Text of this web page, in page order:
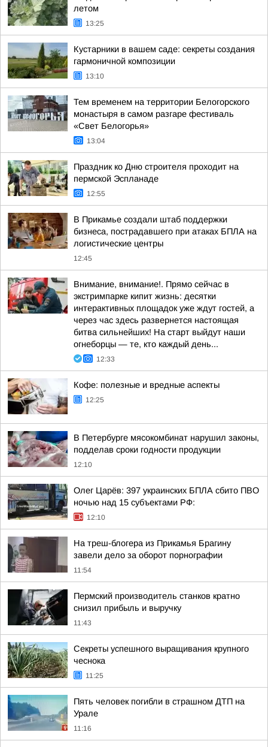
летом
13:25
Кустарники в вашем саде: секреты создания
гармоничной композиции
13:10
Тем временем на территории Белогорского
монастыря в самом разгаре фестиваль
«Свет Белогорья»
13:04
Праздник ко Дню строителя проходит на
пермской Эспланаде
12:55
В Прикамье создали штаб поддержки
бизнеса, пострадавшего при атаках БПЛА на
логистические центры
12:45
Внимание, внимание!. Прямо сейчас в
экстримпарке кипит жизнь: десятки
интерактивных площадок уже ждут гостей, а
через час здесь развернется настоящая
битва сильнейших! На старт выйдут наши
огнеборцы — те, кто каждый день...
12:33
Кофе: полезные и вредные аспекты
12:25
В Петербурге мясокомбинат нарушил законы,
подделав сроки годности продукции
12:10
Олег Царёв: 397 украинских БПЛА сбито ПВО
ночью над 15 субъектами РФ:
12:10
На треш-блогера из Прикамья Брагину
завели дело за оборот порнографии
11:54
Пермский производитель станков кратно
снизил прибыль и выручку
11:43
Секреты успешного выращивания крупного
чеснока
11:25
Пять человек погибли в страшном ДТП на
Урале
11:16